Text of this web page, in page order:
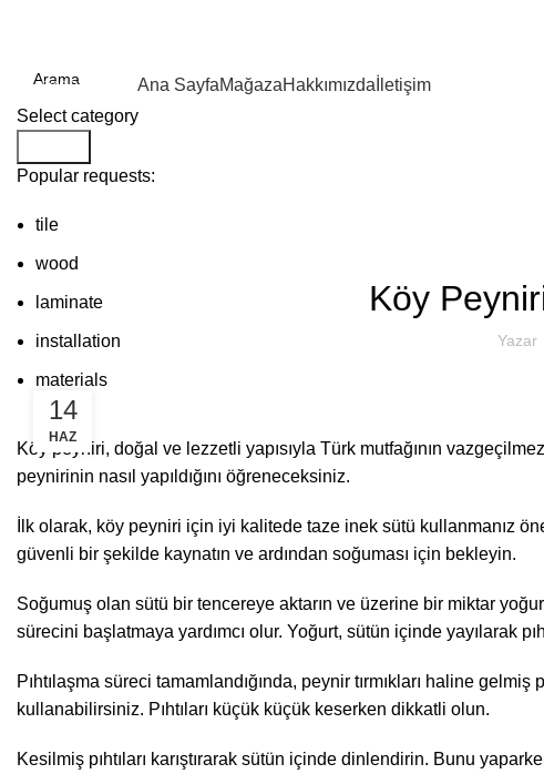
Kategoriler Ana SayfaMağazaHakkımızda İletişim
Blog
Köy
Yazar
14
HAZ
Köy peyniri, doğal ve lezzetli yapısıyla Türk mutfağının
peynirinin nasıl yapıldığını öğreneceksiniz.
İlk olarak, köy peyniri için iyi kalitede taze inek sütü kullanmanız
güvenli bir şekilde kaynatın ve ardından soğuması için bekleyin.
Soğumuş olan sütü bir tencereye aktarın ve üzerine bir miktar
sürecini başlatmaya yardımcı olur. Yoğurt, sütün içinde yayılarak
Pıhtılaşma süreci tamamlandığında, peynir tırmıkları haline
kullanabilirsiniz. Pıhtıları küçük küçük keserken dikkatli olun.
Kesilmiş pıhtıları karıştırarak sütün içinde dinlendirin. Bunu
Select category
Popular requests:
tile
wood
laminate
installation
materials